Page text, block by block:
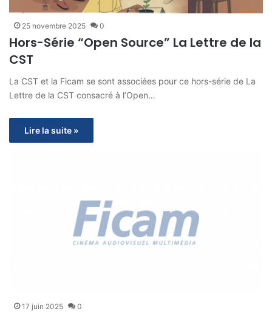
25 novembre 2025 0
Hors-Série “Open Source” La Lettre de la
CST
La CST et la Ficam se sont associées pour ce hors-série de La
Lettre de la CST consacré à l’Open…
Lire la suite »
17 juin 2025 0